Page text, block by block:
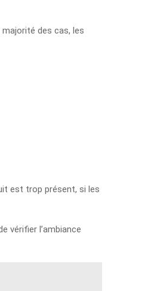
des cas, les
est trop présent, si les
vérifier l’ambiance